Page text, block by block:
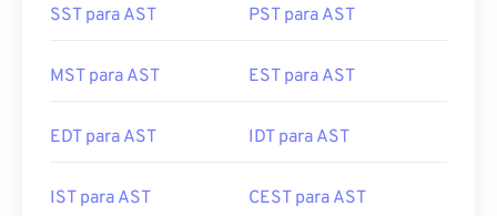
SST para AST PST para AST
MST para AST EST para AST
EDT para AST IDT para AST
IST para AST CEST para AST